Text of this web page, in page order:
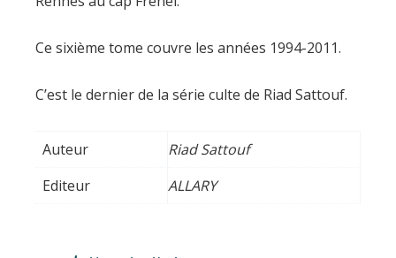
Ce sixième tome couvre les années 1994-2011.
C’est le dernier de la série culte de Riad Sattouf.
Auteur
Riad Sattouf
Editeur
ALLARY